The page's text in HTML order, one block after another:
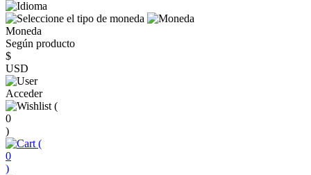
Moneda
Según producto
$
USD
Acceder
(
0
)
(
0
)